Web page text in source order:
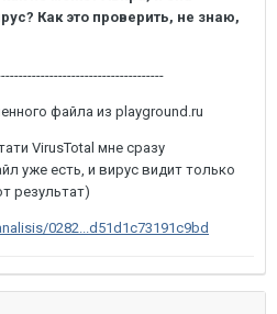
Как это проверить, не знаю,
файла из playground.ru
VirusTotal мне сразу
уже есть, и вирус видит только
результат)
0282...d51d1c73191c9bd